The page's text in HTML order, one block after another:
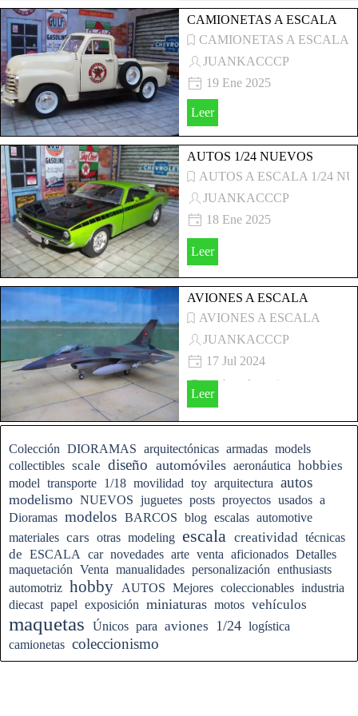
CAMIONETAS A ESCALA
CAMIONETAS A ESCALA
JUANKACCCP
19 Ene 2025
CAMIONETAS A ESCALA
1/24-1/27
Leer
AUTOS 1/24 NUEVOS
AUTOS A ESCALA 1/24
JUANKACCCP
18 Ene 2025
AUTOS A ESCALA VARIAS
Leer
AVIONES A ESCALA
AVIONES A ESCALA
JUANKACCCP
17 Jul 2024
¡Descubre el apasionante
Leer
Saltar el bloque
Colección DIORAMAS arquitectónicas armadas models
collectibles scale diseño automóviles aeronáutica hobbies
model transporte 1/18 movilidad toy arquitectura autos
modelismo NUEVOS juguetes posts proyectos usados a
Dioramas modelos BARCOS blog escalas automotive
materiales cars otras modeling escala creatividad técnicas
de ESCALA car novedades arte venta aficionados Detalles
maquetación Venta manualidades personalización enthusiasts
automotriz hobby AUTOS Mejores coleccionables industria
diecast papel exposición miniaturas motos vehículos
maquetas Únicos para aviones 1/24 logística
camionetas coleccionismo